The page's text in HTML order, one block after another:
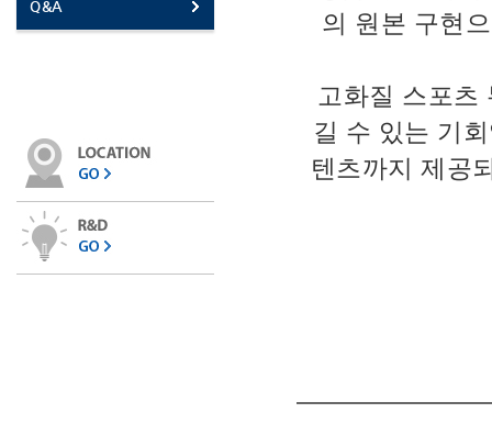
Q&A
의 원본 구현
고화질 스포츠
길 수 있는 기
텐츠까지 제공